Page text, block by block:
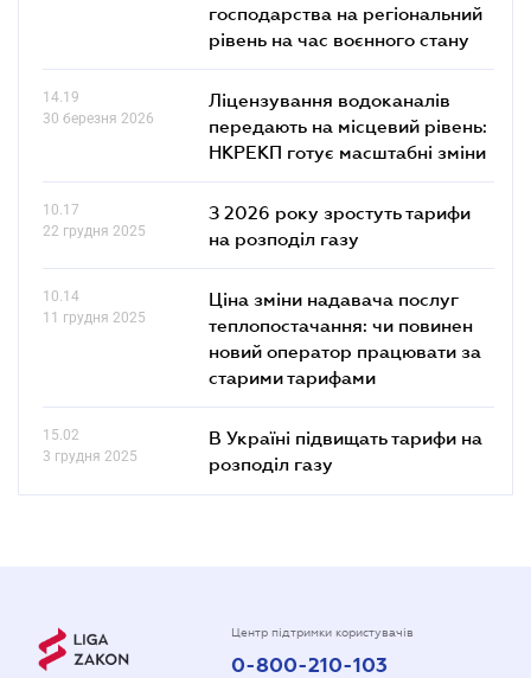
господарства на регіональний
рівень на час воєнного стану
14.19
30 березня 2026
Ліцензування водоканалів
передають на місцевий рівень:
НКРЕКП готує масштабні зміни
10.17
22 грудня 2025
З 2026 року зростуть тарифи
на розподіл газу
10.14
11 грудня 2025
Ціна зміни надавача послуг
теплопостачання: чи повинен
новий оператор працювати за
старими тарифами
15.02
3 грудня 2025
В Україні підвищать тарифи на
розподіл газу
Центр підтримки користувачів
0-800-210-103